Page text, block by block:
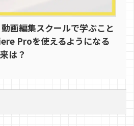
画編集スクールで学ぶこと
Proを使えるようになる
は？